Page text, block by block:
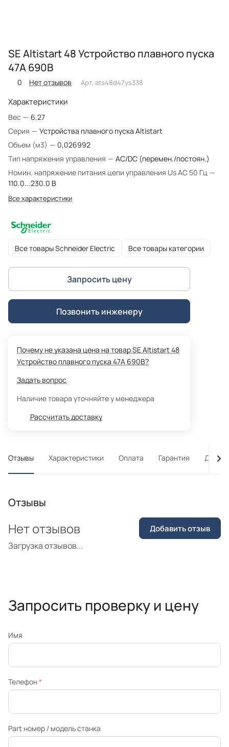
SE Altistart 48 Устройство плавного пуска
47A 690В
0 Нет отзывов Арт. ats48d47ys338
Характеристики
Вес — 6,27
Серия — Устройства плавного пуска Altistart
Объем (м3) — 0,026992
Тип напряжения управления — AC/DC (перемен./постоян.)
Номин. напряжение питания цепи управления Us AC 50 Гц —
110.0...230.0 В
Все характеристики
Все товары Schneider Electric Все товары категории
Запросить цену
Позвонить инженеру
Почему не указана цена на товар SE Altistart 48
Устройство плавного пуска 47A 690В?
Задать вопрос
Наличие товара уточняйте у менеджера
Рассчитать доставку
Отзывы Характеристики Оплата Гарантия
Отзывы
Загрузка отзывов...
Нет отзывов Добавить отзыв
Запросить проверку и цену
Имя
Телефон*
Part номер / модель станка